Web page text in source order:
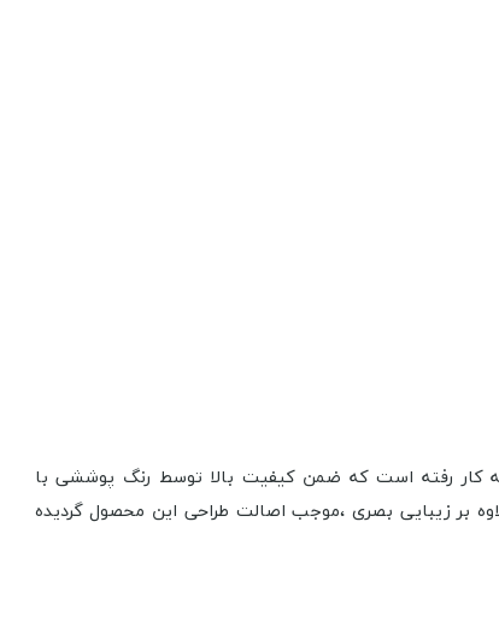
کار رفته است که ضمن کیفیت بالا توسط رنگ پوششی با
بر زیبایی بصری ،موجب اصالت طراحی این محصول گردیده